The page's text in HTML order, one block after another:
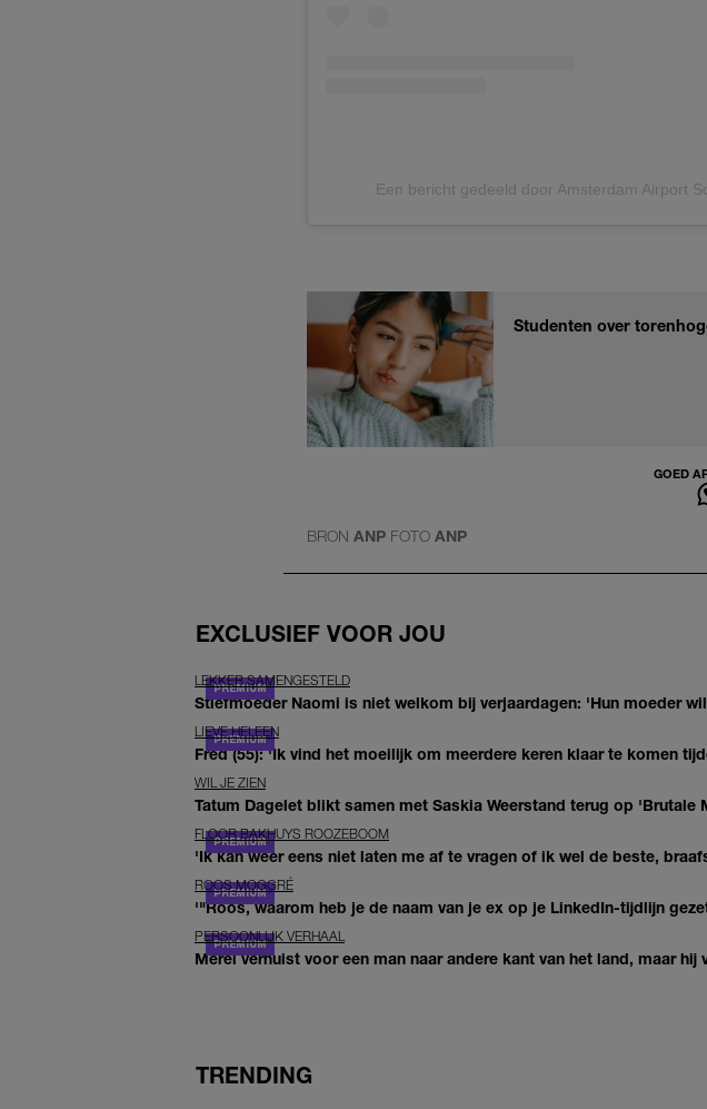
Een bericht gedeeld door Amsterdam Airport
Studenten over
GOED
BRON ANP FOTO ANP
EXCLUSIEF VOOR JOU
LEKKER SAMENGESTELD
Stiefmoeder Naomi is niet welkom bij verjaardagen: 'Hun moeder
LIEVE HELEEN
Fred (55): 'Ik vind het moeilijk om meerdere keren klaar te komen
WIL JE ZIEN
Tatum Dagelet blikt samen met Saskia Weerstand terug op
FLOOR BAKHUYS ROOZEBOOM
'Ik kan weer eens niet laten me af te vragen of ik wel de beste,
ROOS MOGGRÉ
'"Roos, waarom heb je de naam van je ex op je LinkedIn-tijdlijn
PERSOONLIJK VERHAAL
Merel verhuist voor een man naar andere kant van het land, maar
TRENDING